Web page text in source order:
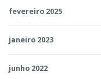
fevereiro 2025
janeiro 2023
junho 2022